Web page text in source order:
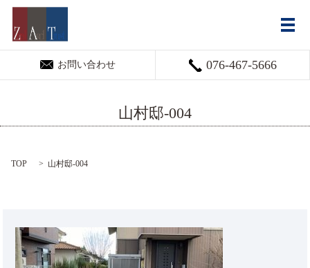
お問い合わせ 076-467-5666
メ
山村邸-004
TOP 山村邸-004